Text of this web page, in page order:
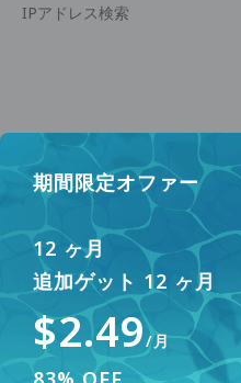
期間限定オファー
12 ヶ月
追加ゲット 12 ヶ月
$2.49/月
IPアドレス検索
ヘルプセンター
panda7x24@gmail.com
FAQ
支払い方法